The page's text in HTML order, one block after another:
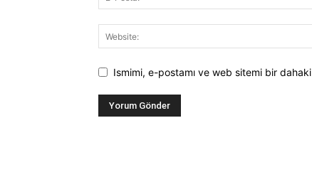
Ismimi, e-postamı ve web sitemi bir